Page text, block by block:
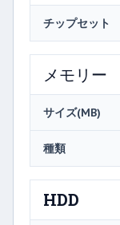
チップセット
メモリー
サイズ(MB)
種類
HDD